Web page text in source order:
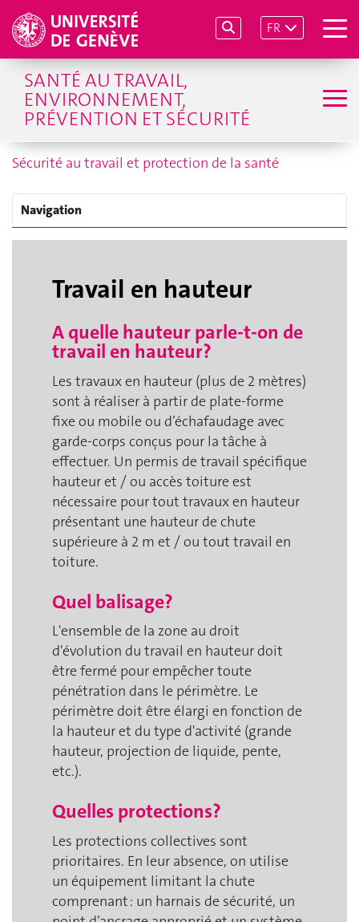
FR
SANTÉ AU TRAVAIL,
ENVIRONNEMENT,
PRÉVENTION ET SÉCURITÉ
Sécurité au travail et protection de la santé
Navigation
Travail en hauteur
A quelle hauteur parle-t-on de
travail en hauteur?
Les travaux en hauteur (plus de 2 mètres)
sont à réaliser à partir de plate-forme
fixe ou mobile ou d’échafaudage avec
garde-corps conçus pour la tâche à
effectuer. Un permis de travail spécifique
hauteur et / ou accès toiture est
nécessaire pour tout travaux en hauteur
présentant une hauteur de chute
supérieure à 2 m et / ou tout travail en
toiture.
Quel balisage?
L'ensemble de la zone au droit
d'évolution du travail en hauteur doit
être fermé pour empêcher toute
pénétration dans le périmètre. Le
périmètre doit être élargi en fonction de
la hauteur et du type d'activité (grande
hauteur, projection de liquide, pente,
etc.).
Quelles protections?
Les protections collectives sont
prioritaires. En leur absence, on utilise
un équipement limitant la chute
comprenant : un harnais de sécurité, un